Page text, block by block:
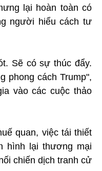
lại hoàn toàn có
người hiểu cách tư
Sẽ có sự thúc đẩy.
phong cách Trump",
vào các cuộc thảo
quan, việc tái thiết
hình lại thương mại
chiến dịch tranh cử